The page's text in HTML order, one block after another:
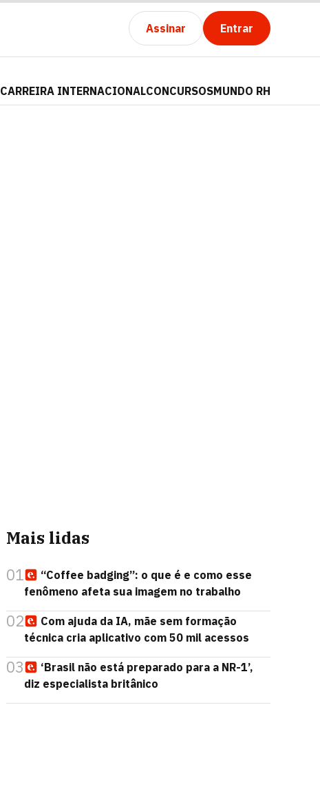
Assinar Entrar
CARREIRA INTERNACIONALCONCURSOSMUNDO RH
Mais lidas
01
“Coffee badging”: o que é e como esse
fenômeno afeta sua imagem no trabalho
02
Com ajuda da IA, mãe sem formação
técnica cria aplicativo com 50 mil acessos
03
‘Brasil não está preparado para a NR-1’,
diz especialista britânico